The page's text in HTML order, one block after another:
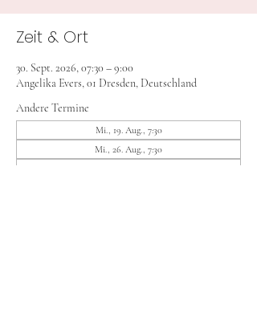
Zeit & Ort
30. Sept. 2026, 07:30 – 9:00
Angelika Evers, 01 Dresden, Deutschland
Andere Termine
Mi., 19. Aug., 7:30
Mi., 26. Aug., 7:30